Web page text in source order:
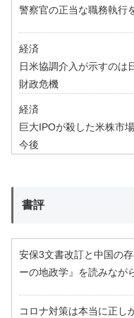
警察官の正当な職務執行
経済
日米協調介入が示すのは
財政危機
経済
巨大IPOが殺した米株市
今後
書評
安保3文書改訂と中国の
ーの地政学』を読みなが
コロナ対策は本当に正し